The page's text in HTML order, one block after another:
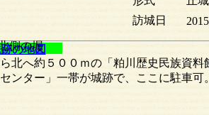
の地図
側の堀
訪城日
北へ約５００ｍの「粕川歴史民族資料
ンター」一帯が城跡で、ここに駐車可